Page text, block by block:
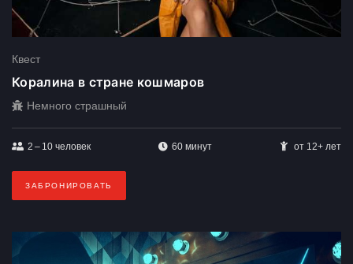
Квест
Коралина в стране кошмаров
Немного страшный
2 – 10 человек 60 минут от 12+ лет
ЗАБРОНИРОВАТЬ